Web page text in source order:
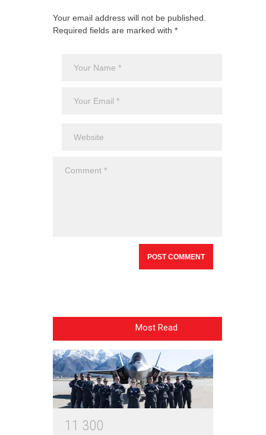
Your email address will not be published.
Required fields are marked with *
Most Read
1 1 300